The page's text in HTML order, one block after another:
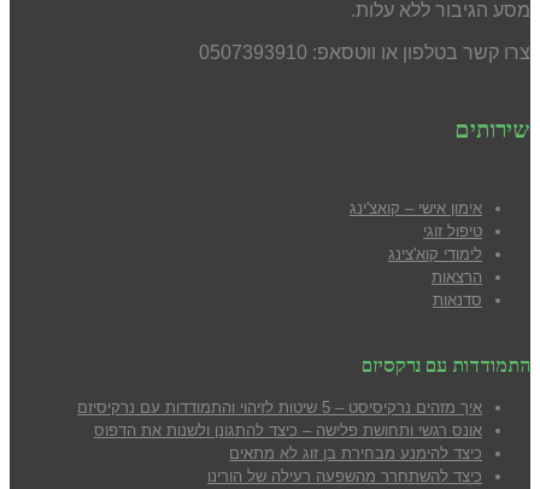
מסע הגיבור ללא עלות.
צרו קשר בטלפון או ווטסאפ: 0507393910
שירותים
אימון אישי – קואצ'ינג
טיפול זוגי
לימודי קוא'צינג
הרצאות
סדנאות
התמודדות עם נרקסיזם
איך מזהים נרקיסיסט – 5 שיטות לזיהוי והתמודדות עם נרקיסיזם
אונס רגשי ותחושת פלישה – כיצד להתגונן ולשנות את הדפוס
כיצד להימנע מבחירת בן זוג לא מתאים
כיצד להשתחרר מהשפעה רעילה של הורינו